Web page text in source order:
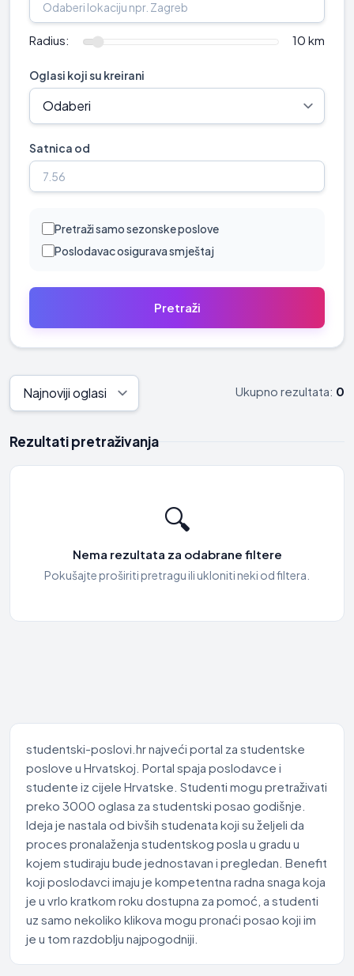
Radius: 10 km
Oglasi koji su kreirani
Satnica od
Pretraži samo sezonske poslove
Poslodavac osigurava smještaj
Ukupno rezultata: 0
Rezultati pretraživanja
🔍
Nema rezultata za odabrane filtere
Pokušajte proširiti pretragu ili ukloniti neki od filtera.
studentski-poslovi.hr najveći portal za studentske
poslove u Hrvatskoj. Portal spaja poslodavce i
studente iz cijele Hrvatske. Studenti mogu pretraživati
preko 3000 oglasa za studentski posao godišnje.
Ideja je nastala od bivših studenata koji su željeli da
proces pronalaženja studentskog posla u gradu u
kojem studiraju bude jednostavan i pregledan. Benefit
koji poslodavci imaju je kompetentna radna snaga koja
je u vrlo kratkom roku dostupna za pomoć, a studenti
uz samo nekoliko klikova mogu pronaći posao koji im
je u tom razdoblju najpogodniji.